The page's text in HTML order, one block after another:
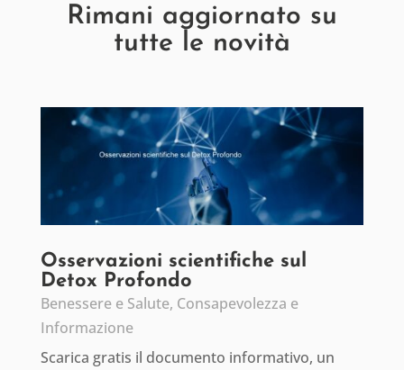
Rimani aggiornato su
tutte le novità
Osservazioni scientifiche sul
Detox Profondo
Benessere e Salute, Consapevolezza e
Informazione
Scarica gratis il documento informativo, un